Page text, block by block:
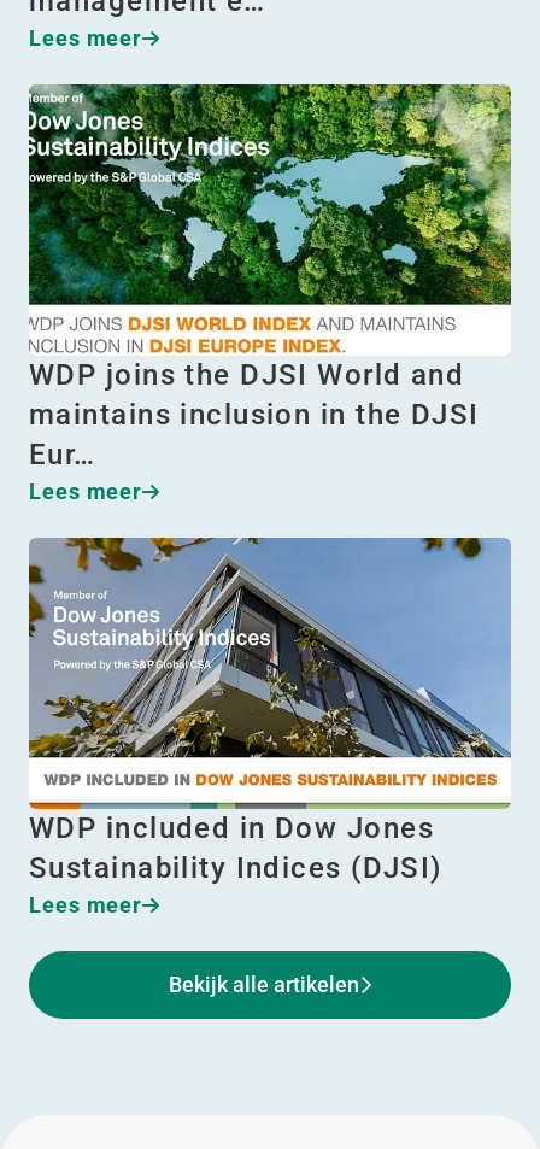
Lees meer
WDP joins the DJSI World and
maintains inclusion in the DJSI
Eur…
Lees meer
WDP included in Dow Jones
Sustainability Indices (DJSI)
Lees meer
Bekijk alle artikelen